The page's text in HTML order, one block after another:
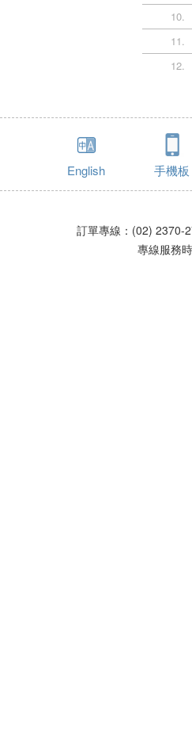
10.
11.
12.
English 手機板
訂單專線：(02)
專線服務